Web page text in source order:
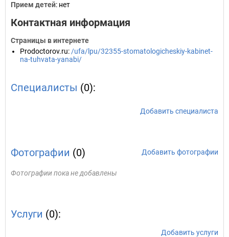
Прием детей: нет
Контактная информация
Страницы в интернете
Prodoctorov.ru: /ufa/lpu/32355-stomatologicheskiy-kabinet-
na-tuhvata-yanabi/
Специалисты (0):
Добавить специалиста
Фотографии (0) Добавить фотографии
Фотографии пока не добавлены
Услуги (0):
Добавить услуги